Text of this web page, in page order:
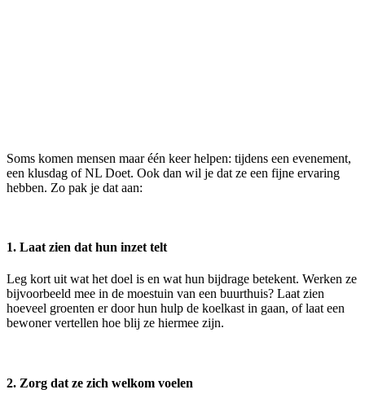
Soms komen mensen maar één keer helpen: tijdens een evenement,
een klusdag of NL Doet. Ook dan wil je dat ze een fijne ervaring
hebben. Zo pak je dat aan:
1. Laat zien dat hun inzet telt
Leg kort uit wat het doel is en wat hun bijdrage betekent. Werken ze
bijvoorbeeld mee in de moestuin van een buurthuis? Laat zien
hoeveel groenten er door hun hulp de koelkast in gaan, of laat een
bewoner vertellen hoe blij ze hiermee zijn.
2. Zorg dat ze zich welkom voelen